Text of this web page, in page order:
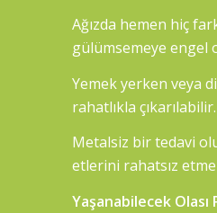
Ağızda hemen hiç
gülümsemeye engel
Yemek yerken veya
rahatlıkla çıkarılabilir.
Metalsiz bir tedavi
etlerini rahatsız
Yaşanabilecek